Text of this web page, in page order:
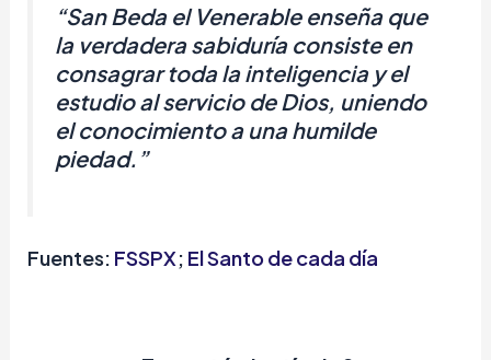
“San Beda el Venerable enseña que
la verdadera sabiduría consiste en
consagrar toda la inteligencia y el
estudio al servicio de Dios, uniendo
el conocimiento a una humilde
piedad.”
Fuentes: FSSPX; El Santo de cada día